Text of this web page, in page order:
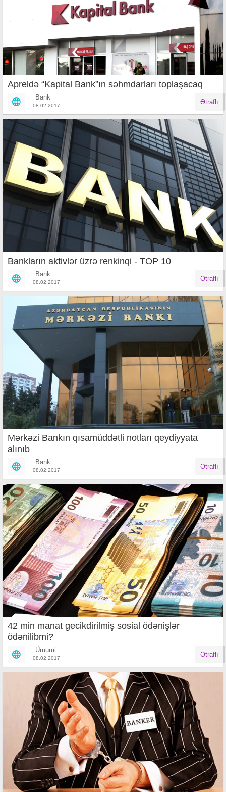
Apreldə “Kapital Bank”ın səhmdarları toplaşacaq
Bank
08.02.2017 Ətraflı
Bankların aktivlər üzrə renkinqi - TOP 10
Bank
08.02.2017 Ətraflı
Mərkəzi Bankın qısamüddətli notları qeydiyyata
alınıb
Bank
08.02.2017 Ətraflı
42 min manat gecikdirilmiş sosial ödənişlər
ödənilibmi?
Ümumi
08.02.2017 Ətraflı